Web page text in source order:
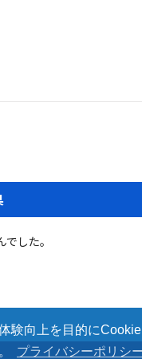
験向上を目的に
プライバシーポリシ
した。